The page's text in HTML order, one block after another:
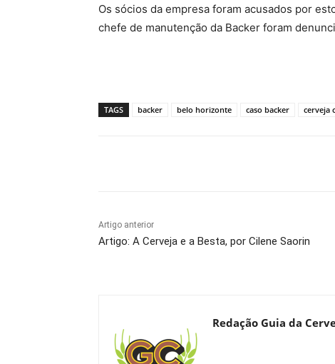
Os sócios da empresa foram acusados por
chefe de manutenção da Backer foram
TAGS backer belo horizonte caso backer cerveja
Artigo anterior
Artigo: A Cerveja e a Besta, por Cilene Saorin
Redação Guia da